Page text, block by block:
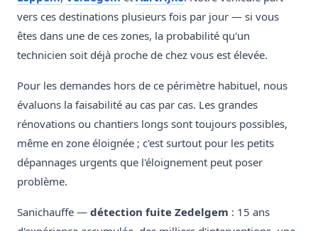
vers ces destinations plusieurs fois par jour — si vous
êtes dans une de ces zones, la probabilité qu'un
technicien soit déjà proche de chez vous est élevée.
Pour les demandes hors de ce périmètre habituel, nous
évaluons la faisabilité au cas par cas. Les grandes
rénovations ou chantiers longs sont toujours possibles,
même en zone éloignée ; c'est surtout pour les petits
dépannages urgents que l'éloignement peut poser
problème.
Sanichauffe — détection fuite Zedelgem : 15 ans